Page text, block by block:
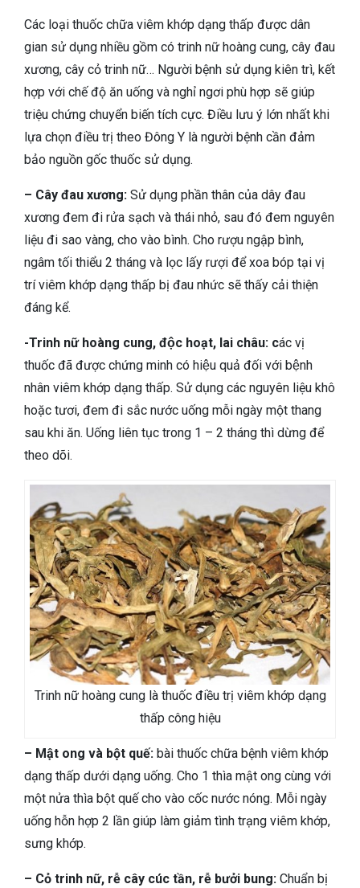
Các loại thuốc chữa viêm khớp dạng thấp được dân
gian sử dụng nhiều gồm có trinh nữ hoàng cung, cây đau
xương, cây cỏ trinh nữ… Người bệnh sử dụng kiên trì, kết
hợp với chế độ ăn uống và nghỉ ngơi phù hợp sẽ giúp
triệu chứng chuyển biến tích cực. Điều lưu ý lớn nhất khi
lựa chọn điều trị theo Đông Y là người bệnh cần đảm
bảo nguồn gốc thuốc sử dụng.
– Cây đau xương: Sử dụng phần thân của dây đau
xương đem đi rửa sạch và thái nhỏ, sau đó đem nguyên
liệu đi sao vàng, cho vào bình. Cho rượu ngập bình,
ngâm tối thiểu 2 tháng và lọc lấy rượi để xoa bóp tại vị
trí viêm khớp dạng thấp bị đau nhức sẽ thấy cải thiện
đáng kể.
-Trinh nữ hoàng cung, độc hoạt, lai châu: các vị
thuốc đã được chứng minh có hiệu quả đối với bệnh
nhân viêm khớp dạng thấp. Sử dụng các nguyên liệu khô
hoặc tươi, đem đi sắc nước uống mỗi ngày một thang
sau khi ăn. Uống liên tục trong 1 – 2 tháng thì dừng để
theo dõi.
Trinh nữ hoàng cung là thuốc điều trị viêm khớp dạng
thấp công hiệu
– Mật ong và bột quế: bài thuốc chữa bệnh viêm khớp
dạng thấp dưới dạng uống. Cho 1 thìa mật ong cùng với
một nửa thìa bột quế cho vào cốc nước nóng. Mỗi ngày
uống hỗn hợp 2 lần giúp làm giảm tình trạng viêm khớp,
sưng khớp.
– Cỏ trinh nữ, rễ cây cúc tần, rễ bưởi bung: Chuẩn bị